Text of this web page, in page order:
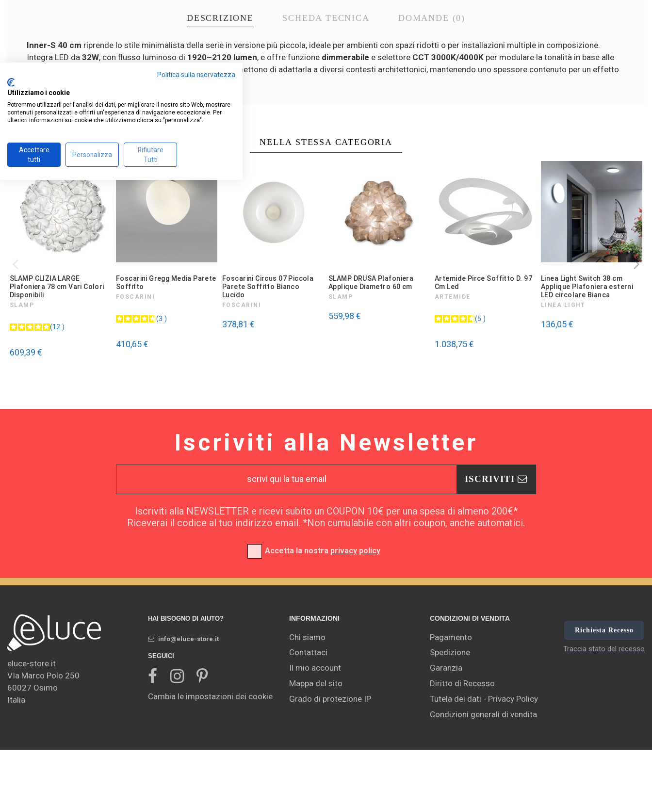
DESCRIZIONE SCHEDA TECNICA DOMANDE (0)
Inner-S 40 cm riprende lo stile minimalista della serie in versione più piccola, ideale per ambienti con spazi ridotti o per installazioni multiple in composizione.
Integra LED da 32W, con flusso luminoso di 1920–2120 lumen, e offre funzione dimmerabile e selettore CCT 3000K/4000K per modulare la tonalità in base alle
esigenze. Le finiture disponibili (bianco, sabbia e nero) permettono di adattarla a diversi contesti architettonici, mantenendo uno spessore contenuto per un effetto
NELLA STESSA CATEGORIA
SLAMP CLIZIA LARGE
Plafoniera 78 cm Vari Colori
Disponibili
SLAMP
12
609,39 €
Foscarini Gregg Media Parete
Soffitto
FOSCARINI
3
410,65 €
Foscarini Circus 07 Piccola
Parete Soffitto Bianco
Lucido
FOSCARINI
378,81 €
SLAMP DRUSA Plafoniera
Applique Diametro 60 cm
SLAMP
559,98 €
Artemide Pirce Soffitto D. 97
Cm Led
ARTEMIDE
5
1.038,75 €
Linea Light Switch 38 cm
Applique Plafoniera esterni
LED circolare Bianca
LINEA LIGHT
136,05 €
Iscriviti alla Newsletter
ISCRIVITI
Iscriviti alla NEWSLETTER e ricevi subito un COUPON 10€ per una spesa di almeno 200€*
Riceverai il codice al tuo indirizzo email. *Non cumulabile con altri coupon, anche automatici.
Accetta la nostra privacy policy
eluce-store.it
VIa Marco Polo 250
60027 Osimo
Italia
HAI BISOGNO DI AIUTO?
info@eluce-store.it
SEGUICI
Cambia le impostazioni dei cookie
INFORMAZIONI
Chi siamo
Contattaci
Il mio account
Mappa del sito
Grado di protezione IP
CONDIZIONI DI VENDITA
Pagamento
Spedizione
Garanzia
Diritto di Recesso
Tutela dei dati - Privacy Policy
Condizioni generali di vendita
Richiesta Recesso
Traccia stato del recesso
Politica sulla riservatezza
Utilizziamo i cookie
Potremmo utilizzarli per l'analisi dei dati, per migliorare il nostro sito Web, mostrare
contenuti personalizzati e offrirti un'esperienza di navigazione eccezionale. Per
ulteriori informazioni sui cookie che utilizziamo clicca su "personalizza".
Accettare
tutti
Personalizza
Rifiutare
Tutti